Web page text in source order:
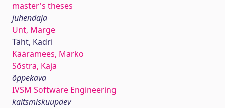
master's theses
juhendaja
Unt, Marge
Täht, Kadri
Kääramees, Marko
Sõstra, Kaja
õppekava
IVSM Software Engineering
kaitsmiskuupäev